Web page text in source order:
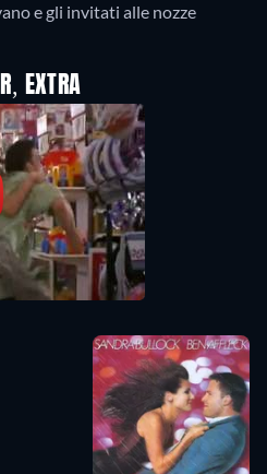
e gli invitati alle nozze
EXTRA